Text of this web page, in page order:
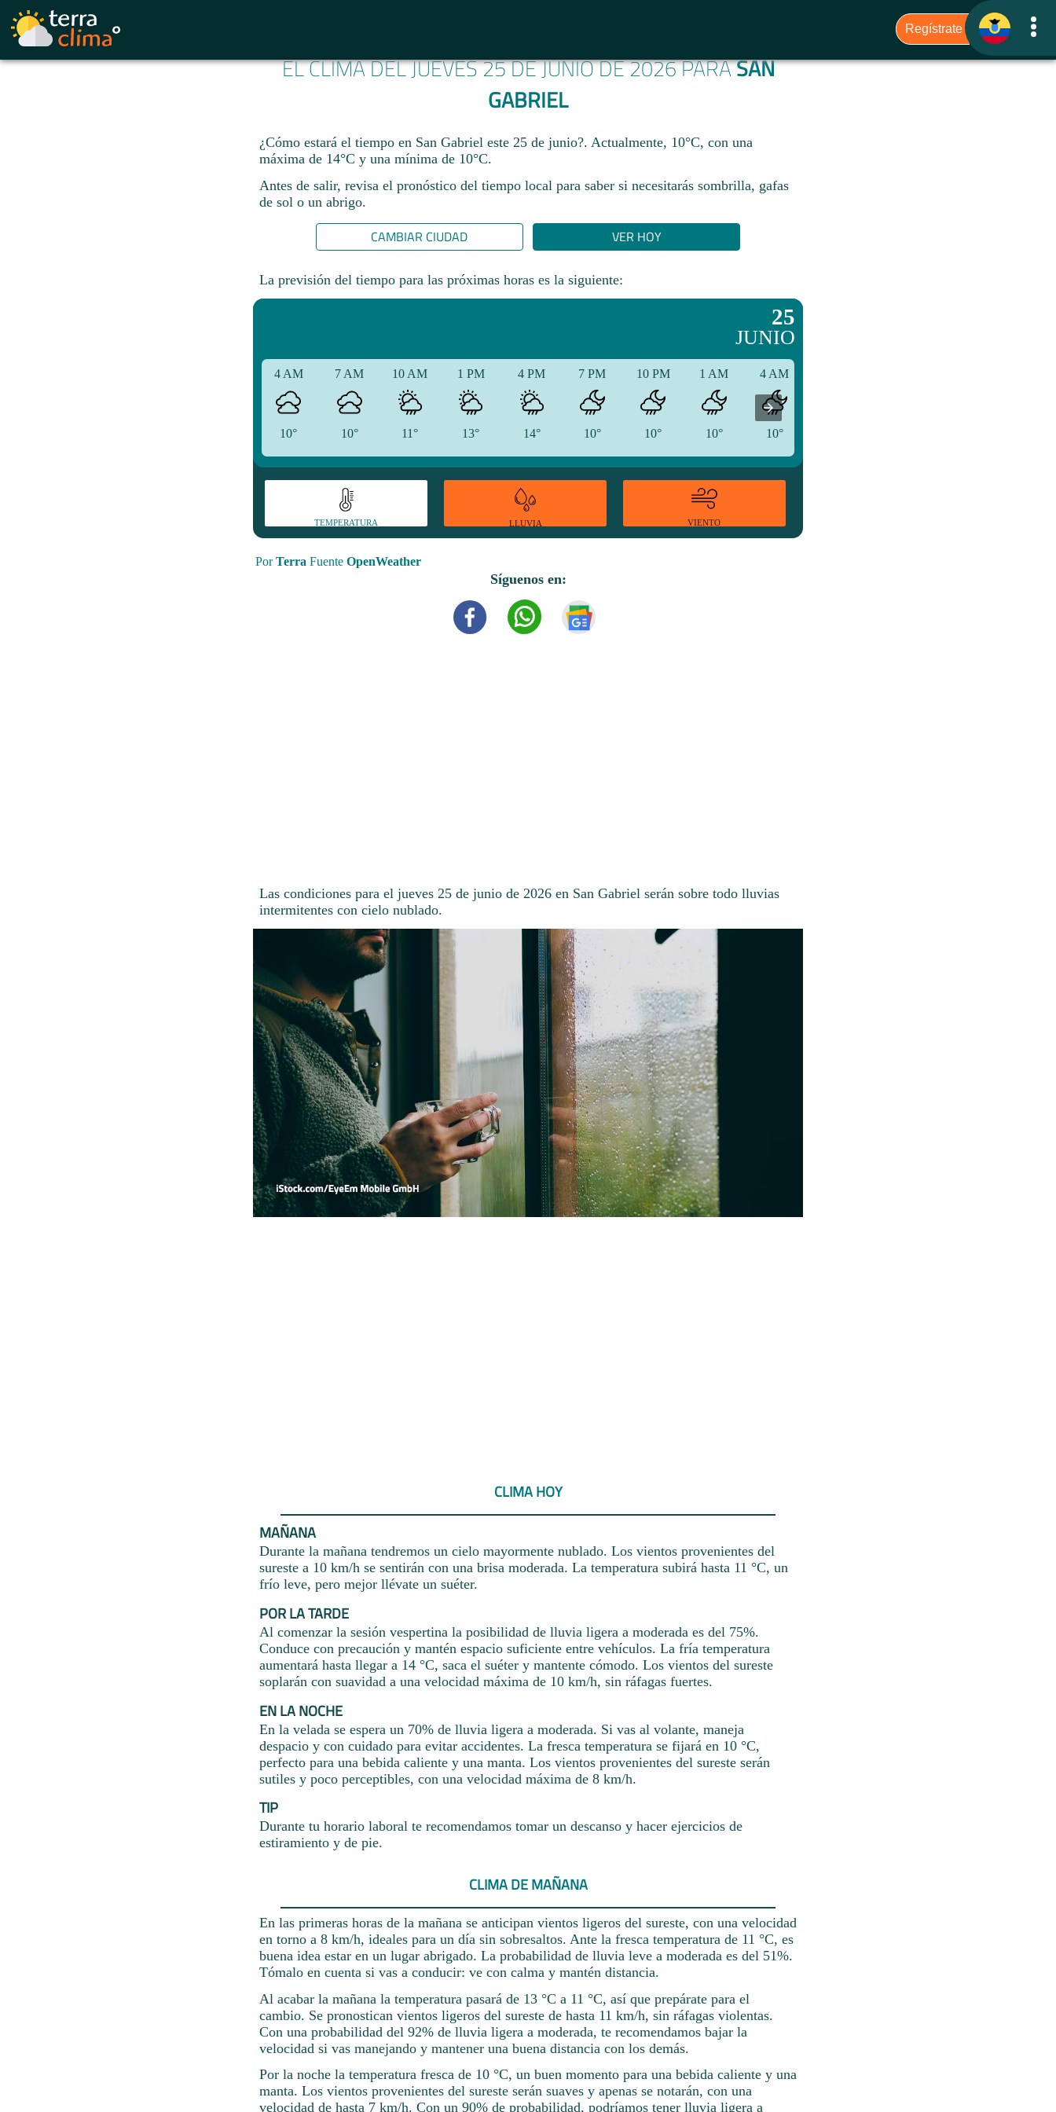
EL CLIMA DEL JUEVES 25 DE JUNIO DE 2026 PARASAN
GABRIEL
¿Cómo estará el tiempo en San Gabriel este 25 de junio?. Actualmente, 10°C, con una
máxima de 14°C y una mínima de 10°C.
Antes de salir, revisa el pronóstico del tiempo local para saber si necesitarás sombrilla, gafas
de sol o un abrigo.
CAMBIAR CIUDAD VER HOY
La previsión del tiempo para las próximas horas es la siguiente:
25
JUNIO
4 AM
10°
7 AM
10°
10 AM
11°
1 PM
13°
4 PM
14°
7 PM
10°
10 PM
10°
1 AM
10°
4 AM
10°
TEMPERATURA LLUVIA VIENTO
PorTerra Fuente OpenWeather
Síguenos en:
Las condiciones para el jueves 25 de junio de 2026 en San Gabriel serán sobre todo lluvias
intermitentes con cielo nublado.
CLIMA HOY
MAÑANA
Durante la mañana tendremos un cielo mayormente nublado. Los vientos provenientes del
sureste a 10 km/h se sentirán con una brisa moderada. La temperatura subirá hasta 11 °C, un
frío leve, pero mejor llévate un suéter.
POR LA TARDE
Al comenzar la sesión vespertina la posibilidad de lluvia ligera a moderada es del 75%.
Conduce con precaución y mantén espacio suficiente entre vehículos. La fría temperatura
aumentará hasta llegar a 14 °C, saca el suéter y mantente cómodo. Los vientos del sureste
soplarán con suavidad a una velocidad máxima de 10 km/h, sin ráfagas fuertes.
EN LA NOCHE
En la velada se espera un 70% de lluvia ligera a moderada. Si vas al volante, maneja
despacio y con cuidado para evitar accidentes. La fresca temperatura se fijará en 10 °C,
perfecto para una bebida caliente y una manta. Los vientos provenientes del sureste serán
sutiles y poco perceptibles, con una velocidad máxima de 8 km/h.
TIP
Durante tu horario laboral te recomendamos tomar un descanso y hacer ejercicios de
estiramiento y de pie.
CLIMA DE MAÑANA
En las primeras horas de la mañana se anticipan vientos ligeros del sureste, con una velocidad
en torno a 8 km/h, ideales para un día sin sobresaltos. Ante la fresca temperatura de 11 °C, es
buena idea estar en un lugar abrigado. La probabilidad de lluvia leve a moderada es del 51%.
Tómalo en cuenta si vas a conducir: ve con calma y mantén distancia.
Al acabar la mañana la temperatura pasará de 13 °C a 11 °C, así que prepárate para el
cambio. Se pronostican vientos ligeros del sureste de hasta 11 km/h, sin ráfagas violentas.
Con una probabilidad del 92% de lluvia ligera a moderada, te recomendamos bajar la
velocidad si vas manejando y mantener una buena distancia con los demás.
Por la noche la temperatura fresca de 10 °C, un buen momento para una bebida caliente y una
manta. Los vientos provenientes del sureste serán suaves y apenas se notarán, con una
velocidad de hasta 7 km/h. Con un 90% de probabilidad, podríamos tener lluvia ligera a